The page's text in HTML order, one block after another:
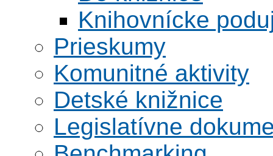
Knihovnícke
Prieskumy
Komunitné aktivity
Detské knižnice
Legislatívne